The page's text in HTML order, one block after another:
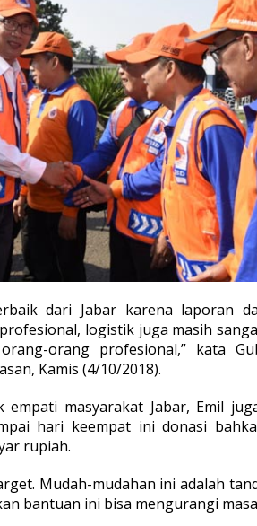
dari Jabar karena laporan
logistik juga masih
orang profesional,” kata
Kamis (4/10/2018).
empati masyarakat Jabar, Emil
hari keempat ini donasi
rupiah.
Mudah-mudahan ini adalah
bantuan ini bisa mengurangi